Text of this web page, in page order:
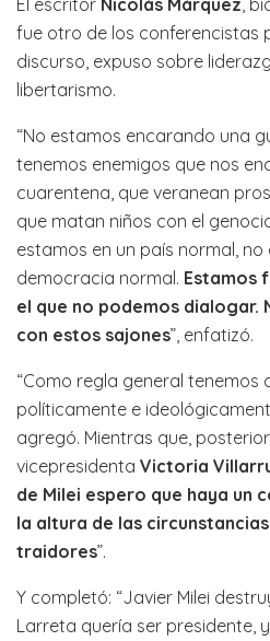
fue otro de los conferencistas
discurso, expuso sobre
libertarismo.
“No estamos encarando una
tenemos enemigos que nos
cuarentena, que veranean
que matan niños con el
estamos en un país normal,
democracia normal. Estamos
el que no podemos dialogar.
con estos sajones”, enfatizó.
“Como regla general tenemos
políticamente e
agregó. Mientras que,
vicepresidenta Victoria
de Milei espero que haya un
la altura de las
traidores”.
Y completó: “Javier Milei
Larreta quería ser presidente,